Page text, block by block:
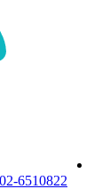
02-6510822